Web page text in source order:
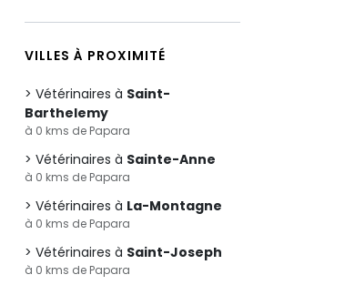
VILLES À PROXIMITÉ
Vétérinaires à Saint-
Barthelemy
à 0 kms de Papara
Vétérinaires à Sainte-Anne
à 0 kms de Papara
Vétérinaires à La-Montagne
à 0 kms de Papara
Vétérinaires à Saint-Joseph
à 0 kms de Papara